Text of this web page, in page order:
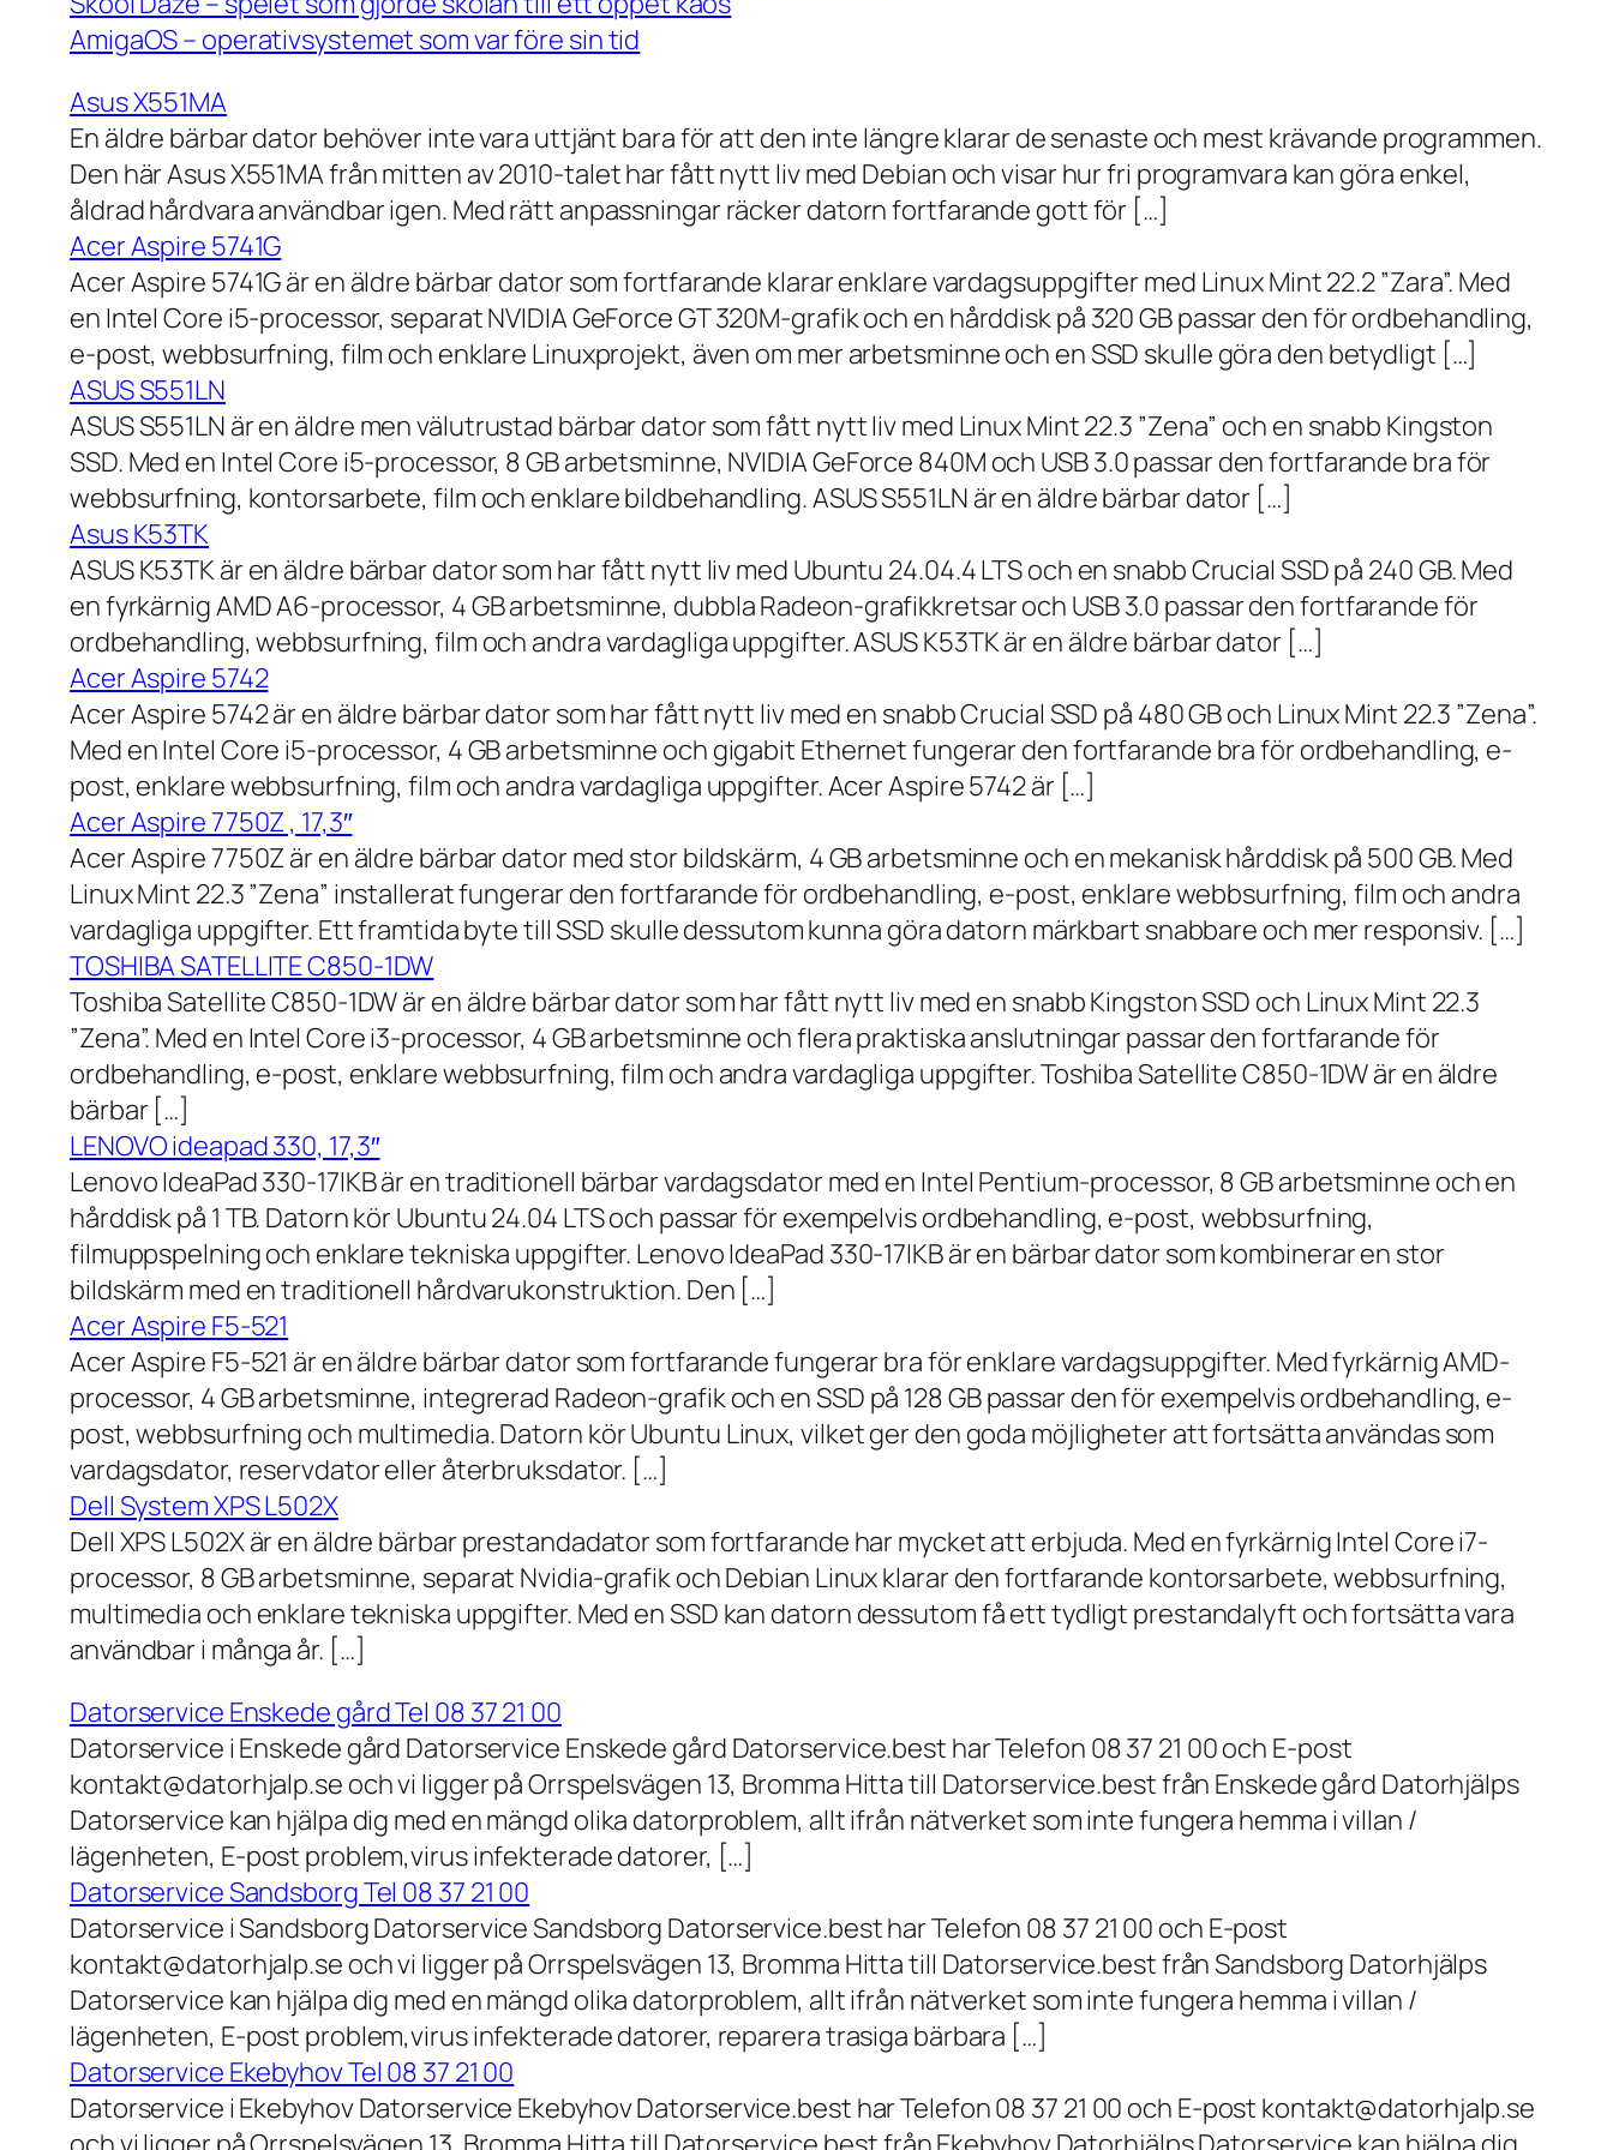
AmigaOS – operativsystemet som var före sin tid
Asus X551MA
En äldre bärbar dator behöver inte vara uttjänt bara för att den inte längre klarar de senaste och mest krävande programmen.
Den här Asus X551MA från mitten av 2010-talet har fått nytt liv med Debian och visar hur fri programvara kan göra enkel,
åldrad hårdvara användbar igen. Med rätt anpassningar räcker datorn fortfarande gott för […]
Acer Aspire 5741G
Acer Aspire 5741G är en äldre bärbar dator som fortfarande klarar enklare vardagsuppgifter med Linux Mint 22.2 ”Zara”. Med
en Intel Core i5-processor, separat NVIDIA GeForce GT 320M-grafik och en hårddisk på 320 GB passar den för ordbehandling,
e-post, webbsurfning, film och enklare Linuxprojekt, även om mer arbetsminne och en SSD skulle göra den betydligt […]
ASUS S551LN
ASUS S551LN är en äldre men välutrustad bärbar dator som fått nytt liv med Linux Mint 22.3 ”Zena” och en snabb Kingston
SSD. Med en Intel Core i5-processor, 8 GB arbetsminne, NVIDIA GeForce 840M och USB 3.0 passar den fortfarande bra för
webbsurfning, kontorsarbete, film och enklare bildbehandling. ASUS S551LN är en äldre bärbar dator […]
Asus K53TK
ASUS K53TK är en äldre bärbar dator som har fått nytt liv med Ubuntu 24.04.4 LTS och en snabb Crucial SSD på 240 GB. Med
en fyrkärnig AMD A6-processor, 4 GB arbetsminne, dubbla Radeon-grafikkretsar och USB 3.0 passar den fortfarande för
ordbehandling, webbsurfning, film och andra vardagliga uppgifter. ASUS K53TK är en äldre bärbar dator […]
Acer Aspire 5742
Acer Aspire 5742 är en äldre bärbar dator som har fått nytt liv med en snabb Crucial SSD på 480 GB och Linux Mint 22.3 ”Zena”.
Med en Intel Core i5-processor, 4 GB arbetsminne och gigabit Ethernet fungerar den fortfarande bra för ordbehandling, e-
post, enklare webbsurfning, film och andra vardagliga uppgifter. Acer Aspire 5742 är […]
Acer Aspire 7750Z , 17,3″
Acer Aspire 7750Z är en äldre bärbar dator med stor bildskärm, 4 GB arbetsminne och en mekanisk hårddisk på 500 GB. Med
Linux Mint 22.3 ”Zena” installerat fungerar den fortfarande för ordbehandling, e-post, enklare webbsurfning, film och andra
vardagliga uppgifter. Ett framtida byte till SSD skulle dessutom kunna göra datorn märkbart snabbare och mer responsiv. […]
TOSHIBA SATELLITE C850-1DW
Toshiba Satellite C850-1DW är en äldre bärbar dator som har fått nytt liv med en snabb Kingston SSD och Linux Mint 22.3
”Zena”. Med en Intel Core i3-processor, 4 GB arbetsminne och flera praktiska anslutningar passar den fortfarande för
ordbehandling, e-post, enklare webbsurfning, film och andra vardagliga uppgifter. Toshiba Satellite C850-1DW är en äldre
bärbar […]
LENOVO ideapad 330, 17,3″
Lenovo IdeaPad 330-17IKB är en traditionell bärbar vardagsdator med en Intel Pentium-processor, 8 GB arbetsminne och en
hårddisk på 1 TB. Datorn kör Ubuntu 24.04 LTS och passar för exempelvis ordbehandling, e-post, webbsurfning,
filmuppspelning och enklare tekniska uppgifter. Lenovo IdeaPad 330-17IKB är en bärbar dator som kombinerar en stor
bildskärm med en traditionell hårdvarukonstruktion. Den […]
Acer Aspire F5-521
Acer Aspire F5-521 är en äldre bärbar dator som fortfarande fungerar bra för enklare vardagsuppgifter. Med fyrkärnig AMD-
processor, 4 GB arbetsminne, integrerad Radeon-grafik och en SSD på 128 GB passar den för exempelvis ordbehandling, e-
post, webbsurfning och multimedia. Datorn kör Ubuntu Linux, vilket ger den goda möjligheter att fortsätta användas som
vardagsdator, reservdator eller återbruksdator. […]
Dell System XPS L502X
Dell XPS L502X är en äldre bärbar prestandadator som fortfarande har mycket att erbjuda. Med en fyrkärnig Intel Core i7-
processor, 8 GB arbetsminne, separat Nvidia-grafik och Debian Linux klarar den fortfarande kontorsarbete, webbsurfning,
multimedia och enklare tekniska uppgifter. Med en SSD kan datorn dessutom få ett tydligt prestandalyft och fortsätta vara
användbar i många år. […]
Datorservice Enskede gård Tel 08 37 21 00
Datorservice i Enskede gård Datorservice Enskede gård Datorservice.best har Telefon 08 37 21 00 och E-post
kontakt@datorhjalp.se och vi ligger på Orrspelsvägen 13, Bromma Hitta till Datorservice.best från Enskede gård Datorhjälps
Datorservice kan hjälpa dig med en mängd olika datorproblem, allt ifrån nätverket som inte fungera hemma i villan /
lägenheten, E-post problem,virus infekterade datorer, […]
Datorservice Sandsborg Tel 08 37 21 00
Datorservice i Sandsborg Datorservice Sandsborg Datorservice.best har Telefon 08 37 21 00 och E-post
kontakt@datorhjalp.se och vi ligger på Orrspelsvägen 13, Bromma Hitta till Datorservice.best från Sandsborg Datorhjälps
Datorservice kan hjälpa dig med en mängd olika datorproblem, allt ifrån nätverket som inte fungera hemma i villan /
lägenheten, E-post problem,virus infekterade datorer, reparera trasiga bärbara […]
Datorservice Ekebyhov Tel 08 37 21 00
Datorservice i Ekebyhov Datorservice Ekebyhov Datorservice.best har Telefon 08 37 21 00 och E-post kontakt@datorhjalp.se